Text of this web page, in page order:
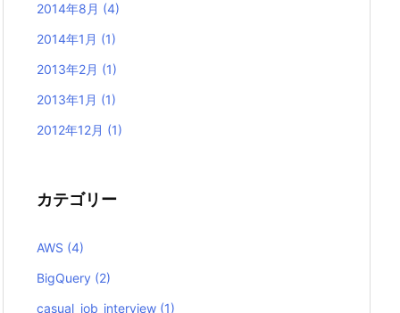
2014年8月 (4)
2014年1月 (1)
2013年2月 (1)
2013年1月 (1)
2012年12月 (1)
カテゴリー
AWS (4)
BigQuery (2)
casual_job_interview (1)